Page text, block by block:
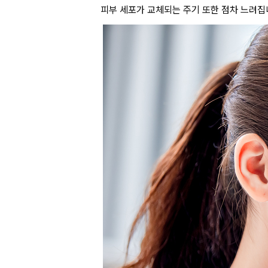
피부 세포가 교체되는 주기 또한 점차 느려집